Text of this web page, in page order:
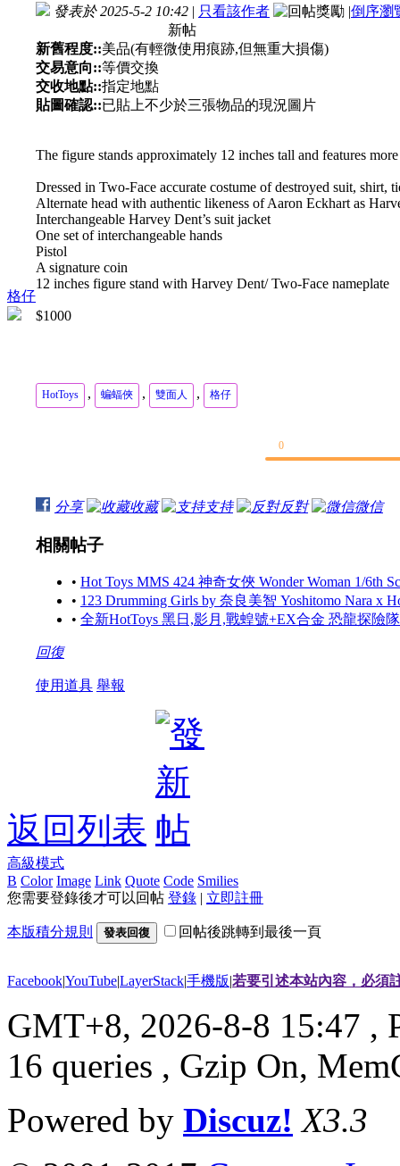
格仔
發表於 2025-5-2 10:42 | 只看該作者 |倒序瀏
新帖
新舊程度::美品(有輕微使用痕跡,但無重大損傷)
交易意向::等價交換
交收地點::指定地點
貼圖確認::已貼上不少於三張物品的現況圖片
The figure stands approximately 12 inches tall and features
Dressed in Two-Face accurate costume of destroyed suit,
Alternate head with authentic likeness of Aaron Eckhart as
Interchangeable Harvey Dent’s suit jacket
One set of interchangeable hands
Pistol
A signature coin
12 inches figure stand with Harvey Dent/ Two-Face nameplate
$1000
HotToys , 蝙蝠俠 , 雙面人 , 格仔
0
分享 收藏 支持 反對 微信
相關帖子
• Hot Toys MMS 424 神奇女俠 Wonder Woman 1/6th
• 123 Drumming Girls by 奈良美智 Yoshitomo Nara x
• 全新HotToys 黑日,影月,戰蝗號+EX合金 恐龍探險
回復
使用道具 舉報
返回列表
高級模式
B Color Image Link Quote Code Smilies
您需要登錄後才可以回帖 登錄 | 立即註冊
本版積分規則 發表回復 回帖後跳轉到最後一頁
Facebook|YouTube|LayerStack|手機版|若要引述本站內容，必須
GMT+8, 2026-8-8 15:47 ,
16 queries , Gzip On,
Powered by Discuz! X3.3